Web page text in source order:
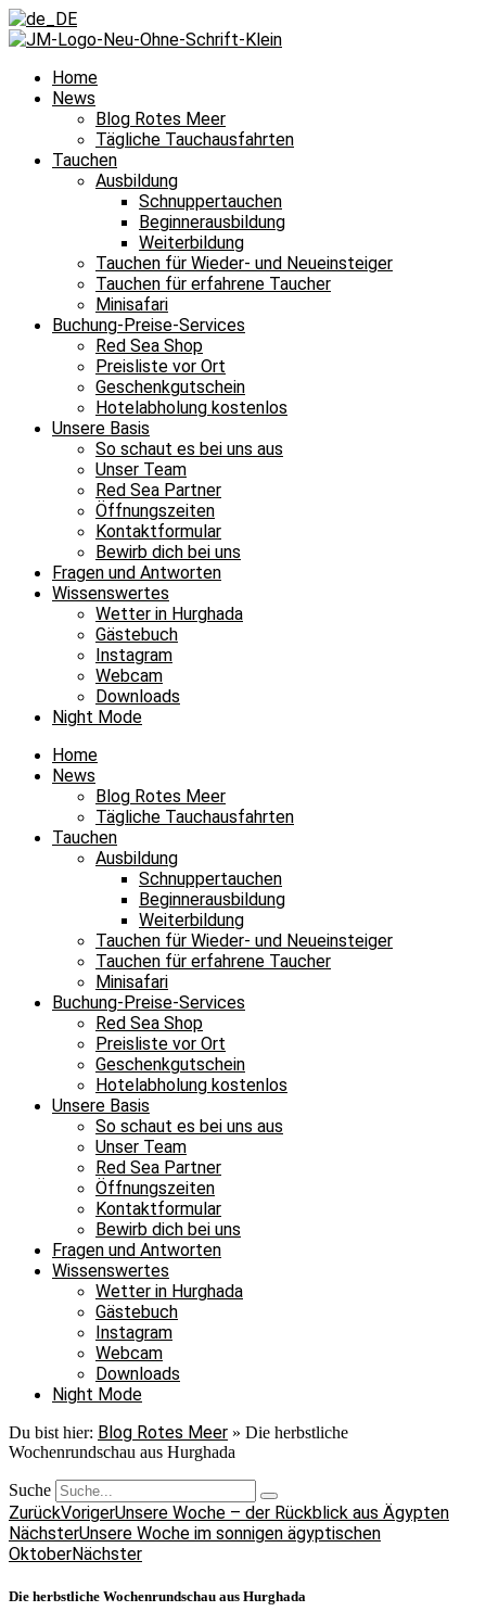
Home
News
Blog Rotes Meer
Tägliche Tauchausfahrten
Tauchen
Ausbildung
Schnuppertauchen
Beginnerausbildung
Weiterbildung
Tauchen für Wieder- und Neueinsteiger
Tauchen für erfahrene Taucher
Minisafari
Buchung-Preise-Services
Red Sea Shop
Preisliste vor Ort
Geschenkgutschein
Hotelabholung kostenlos
Unsere Basis
So schaut es bei uns aus
Unser Team
Red Sea Partner
Öffnungszeiten
Kontaktformular
Bewirb dich bei uns
Fragen und Antworten
Wissenswertes
Wetter in Hurghada
Gästebuch
Instagram
Webcam
Downloads
Night Mode
Home
News
Blog Rotes Meer
Tägliche Tauchausfahrten
Tauchen
Ausbildung
Schnuppertauchen
Beginnerausbildung
Weiterbildung
Tauchen für Wieder- und Neueinsteiger
Tauchen für erfahrene Taucher
Minisafari
Buchung-Preise-Services
Red Sea Shop
Preisliste vor Ort
Geschenkgutschein
Hotelabholung kostenlos
Unsere Basis
So schaut es bei uns aus
Unser Team
Red Sea Partner
Öffnungszeiten
Kontaktformular
Bewirb dich bei uns
Fragen und Antworten
Wissenswertes
Wetter in Hurghada
Gästebuch
Instagram
Webcam
Downloads
Night Mode
Du bist hier: Blog Rotes Meer » Die herbstliche
Wochenrundschau aus Hurghada
Suche
ZurückVorigerUnsere Woche – der Rückblick aus Ägypten
NächsterUnsere Woche im sonnigen ägyptischen
OktoberNächster
Die herbstliche Wochenrundschau aus Hurghada